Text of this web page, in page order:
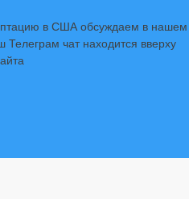
в США обсуждаем в нашем
чат находится вверху